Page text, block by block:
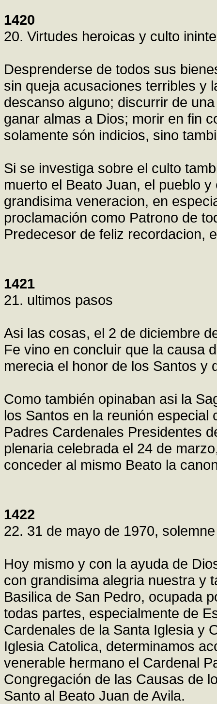
1420
20. Virtudes heroicas y culto
Desprenderse de todos sus
sin queja acusaciones terribles y
descanso alguno; discurrir de
ganar almas a Dios; morir en fin
solamente són indicios, sino
Si se investiga sobre el culto
muerto el Beato Juan, el pueblo
grandisima veneracion, en
proclamación como Patrono de
Predecesor de feliz recordacion,
1421
21. ultimos pasos
Asi las cosas, el 2 de diciembre
Fe vino en concluir que la causa
merecia el honor de los Santos y
Como también opinaban asi la
los Santos en la reunión
Padres Cardenales Presidentes
plenaria celebrada el 24 de
conceder al mismo Beato la
1422
22. 31 de mayo de 1970,
Hoy mismo y con la ayuda de
con grandisima alegria nuestra y
Basilica de San Pedro, ocupada
todas partes, especialmente de
Cardenales de la Santa Iglesia y
Iglesia Catolica, determinamos
venerable hermano el Cardenal
Congregación de las Causas de
Santo al Beato Juan de Avila.